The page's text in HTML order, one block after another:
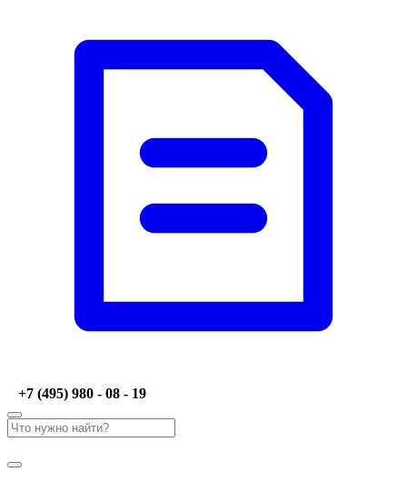
+7 (495) 980 - 08 - 19